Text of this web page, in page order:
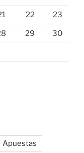
22 23
29 30
Apuestas